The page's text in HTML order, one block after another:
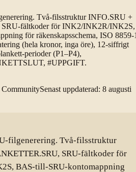
Två-filsstruktur INFO.SRU +
fältkoder för INK2/INK2R/INK2S,
för räkenskapsschema, ISO 8859-
(hela kronor, inga öre), 12-siffrigt
perioder (P1–P4),
#UPPGIFT.
CommunitySenast uppdaterad: 8 augusti
filgenerering. Två-filsstruktur
SRU-fältkoder för
BAS-till-SRU-kontomappning